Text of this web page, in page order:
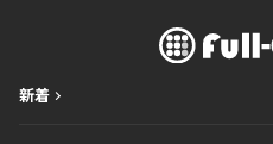
新着